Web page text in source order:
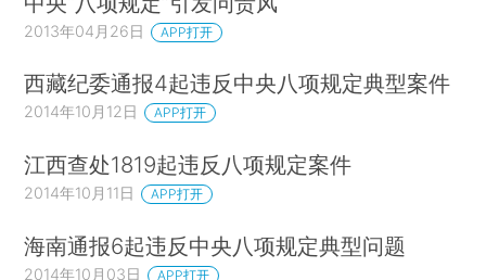
2013年04月26日 APP打开
西藏纪委通报4起违反中央八项规定典型案件
2014年10月12日 APP打开
江西查处1819起违反八项规定案件
2014年10月11日 APP打开
海南通报6起违反中央八项规定典型问题
2014年10月03日 APP打开